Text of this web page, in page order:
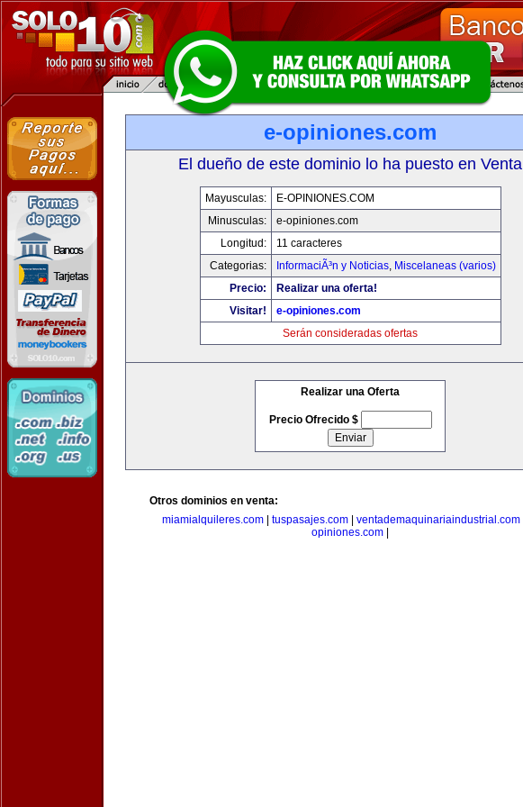
e-opiniones.com
El dueño de este dominio lo ha puesto en Venta
Mayusculas:
E-OPINIONES.COM
Minusculas:
e-opiniones.com
Longitud:
11 caracteres
Categorias:
InformaciÃ³n y Noticias, Miscelaneas (varios)
Precio:
Realizar una oferta!
Visitar!
e-opiniones.com
Serán consideradas ofertas
Realizar una Oferta
Precio Ofrecido $
Otros dominios en venta:
miamialquileres.com
tuspasajes.com ventademaquinariaindustrial.com
opiniones.com